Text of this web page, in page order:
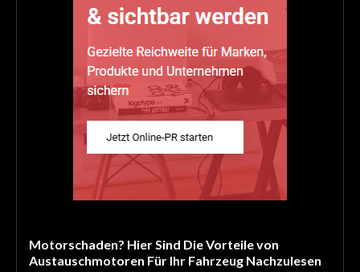
Motorschaden? Hier Sind Die Vorteile von
Austauschmotoren Für Ihr Fahrzeug Nachzulesen